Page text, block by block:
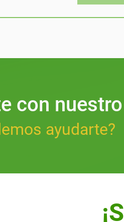
con nuestro
ayudarte?